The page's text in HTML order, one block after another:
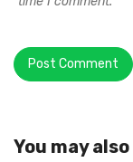
You may